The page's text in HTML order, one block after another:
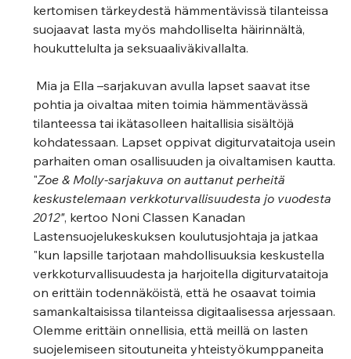
kertomisen tärkeydestä hämmentävissä tilanteissa
suojaavat lasta myös mahdolliselta häirinnältä,
houkuttelulta ja seksuaaliväkivallalta.
pohtia ja oivaltaa miten toimia hämmentävässä
tilanteessa tai ikätasolleen haitallisia sisältöjä
kohdatessaan. Lapset oppivat digiturvataitoja usein
parhaiten oman osallisuuden ja oivaltamisen kautta.
"Zoe & Molly-sarjakuva on auttanut perheitä
keskustelemaan verkkoturvallisuudesta jo vuodesta
2012", kertoo Noni Classen Kanadan
Lastensuojelukeskuksen koulutusjohtaja ja jatkaa
"kun lapsille tarjotaan mahdollisuuksia keskustella
verkkoturvallisuudesta ja harjoitella digiturvataitoja
on erittäin todennäköistä, että he osaavat toimia
samankaltaisissa tilanteissa digitaalisessa arjessaan.
Olemme erittäin onnellisia, että meillä on lasten
suojelemiseen sitoutuneita yhteistyökumppaneita